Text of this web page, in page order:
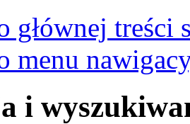
głównej treści
menu
i